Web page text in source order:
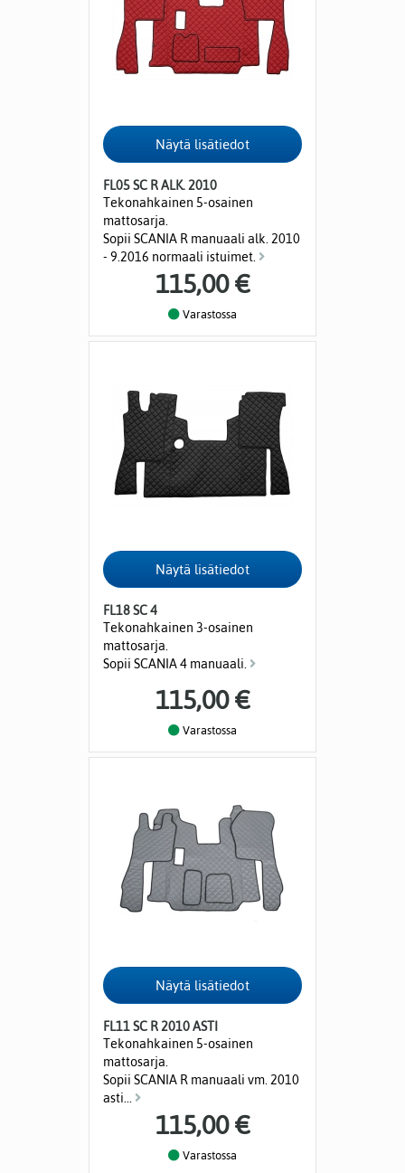
FL05 SC R ALK. 2010
Tekonahkainen 5-osainen
mattosarja.
Sopii SCANIA R manuaali alk. 2010
- 9.2016 normaali istuimet.
115,00 €
Varastossa
FL18 SC 4
Tekonahkainen 3-osainen
mattosarja.
Sopii SCANIA 4 manuaali.
115,00 €
Varastossa
FL11 SC R 2010 ASTI
Tekonahkainen 5-osainen
mattosarja.
Sopii SCANIA R manuaali vm. 2010
asti...
115,00 €
Varastossa